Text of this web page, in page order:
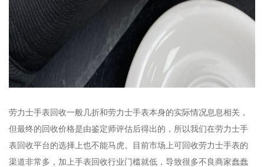
劳力士手表回收一般几折和劳力士手表本身的实际情况息息相关，
但最终的回收价格是由鉴定师评估后得出的，所以我们在劳力士手
表回收平台的选择上也不能马虎。目前市场上可回收劳力士手表的
渠道非常多，加上手表回收行业门槛就低，导致很多不良商家蠢蠢